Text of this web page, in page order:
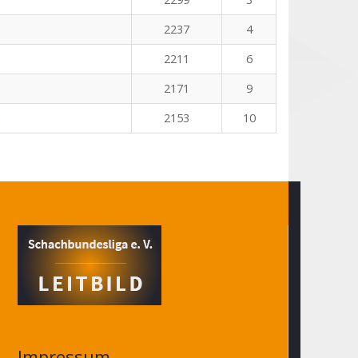
2237
4
2211
6
2171
9
2153 10